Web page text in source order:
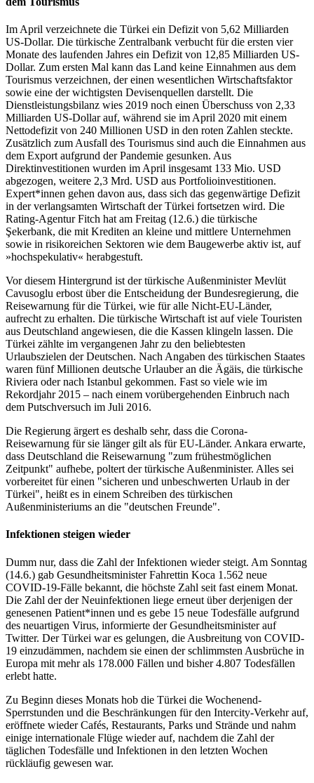
Im April verzeichnete die Türkei ein Defizit von 5,62 Milliarden
US-Dollar. Die türkische Zentralbank verbucht für die ersten vier
Monate des laufenden Jahres ein Defizit von 12,85 Milliarden US-
Dollar. Zum ersten Mal kann das Land keine Einnahmen aus dem
Tourismus verzeichnen, der einen wesentlichen Wirtschaftsfaktor
sowie eine der wichtigsten Devisenquellen darstellt. Die
Dienstleistungsbilanz wies 2019 noch einen Überschuss von 2,33
Milliarden US-Dollar auf, während sie im April 2020 mit einem
Nettodefizit von 240 Millionen USD in den roten Zahlen steckte.
Zusätzlich zum Ausfall des Tourismus sind auch die Einnahmen aus
dem Export aufgrund der Pandemie gesunken. Aus
Direktinvestitionen wurden im April insgesamt 133 Mio. USD
abgezogen, weitere 2,3 Mrd. USD aus Portfolioinvestitionen.
Expert*innen gehen davon aus, dass sich das gegenwärtige Defizit
in der verlangsamten Wirtschaft der Türkei fortsetzen wird. Die
Rating-Agentur Fitch hat am Freitag (12.6.) die türkische
Şekerbank, die mit Krediten an kleine und mittlere Unternehmen
sowie in risikoreichen Sektoren wie dem Baugewerbe aktiv ist, auf
»hochspekulativ« herabgestuft.
Vor diesem Hintergrund ist der türkische Außenminister Mevlüt
Cavusoglu erbost über die Entscheidung der Bundesregierung, die
Reisewarnung für die Türkei, wie für alle Nicht-EU-Länder,
aufrecht zu erhalten. Die türkische Wirtschaft ist auf viele Touristen
aus Deutschland angewiesen, die die Kassen klingeln lassen. Die
Türkei zählte im vergangenen Jahr zu den beliebtesten
Urlaubszielen der Deutschen. Nach Angaben des türkischen Staates
waren fünf Millionen deutsche Urlauber an die Ägäis, die türkische
Riviera oder nach Istanbul gekommen. Fast so viele wie im
Rekordjahr 2015 – nach einem vorübergehenden Einbruch nach
dem Putschversuch im Juli 2016.
Die Regierung ärgert es deshalb sehr, dass die Corona-
Reisewarnung für sie länger gilt als für EU-Länder. Ankara erwarte,
dass Deutschland die Reisewarnung "zum frühestmöglichen
Zeitpunkt" aufhebe, poltert der türkische Außenminister. Alles sei
vorbereitet für einen "sicheren und unbeschwerten Urlaub in der
Türkei", heißt es in einem Schreiben des türkischen
Außenministeriums an die "deutschen Freunde".
Infektionen steigen wieder
Dumm nur, dass die Zahl der Infektionen wieder steigt. Am Sonntag
(14.6.) gab Gesundheitsminister Fahrettin Koca 1.562 neue
COVID-19-Fälle bekannt, die höchste Zahl seit fast einem Monat.
Die Zahl der der Neuinfektionen liege erneut über derjenigen der
genesenen Patient*innen und es gebe 15 neue Todesfälle aufgrund
des neuartigen Virus, informierte der Gesundheitsminister auf
Twitter. Der Türkei war es gelungen, die Ausbreitung von COVID-
19 einzudämmen, nachdem sie einen der schlimmsten Ausbrüche in
Europa mit mehr als 178.000 Fällen und bisher 4.807 Todesfällen
erlebt hatte.
Zu Beginn dieses Monats hob die Türkei die Wochenend-
Sperrstunden und die Beschränkungen für den Intercity-Verkehr auf,
eröffnete wieder Cafés, Restaurants, Parks und Strände und nahm
einige internationale Flüge wieder auf, nachdem die Zahl der
täglichen Todesfälle und Infektionen in den letzten Wochen
rückläufig gewesen war.